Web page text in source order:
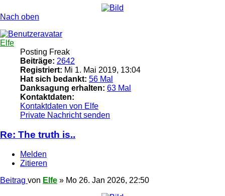
Nach oben
Elfe
Posting Freak
Beiträge: 2642
Registriert: Mi 1. Mai 2019, 13:04
Hat sich bedankt: 56 Mal
Danksagung erhalten: 63 Mal
Kontaktdaten:
Kontaktdaten von Elfe
Private Nachricht senden
Re: The truth is..
Melden
Zitieren
Beitrag von Elfe » Mo 26. Jan 2026, 22:50